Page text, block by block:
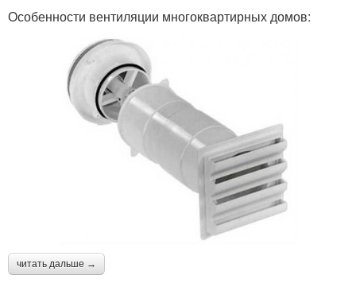
Особенности вентиляции многоквартирных домов:
читать дальше →